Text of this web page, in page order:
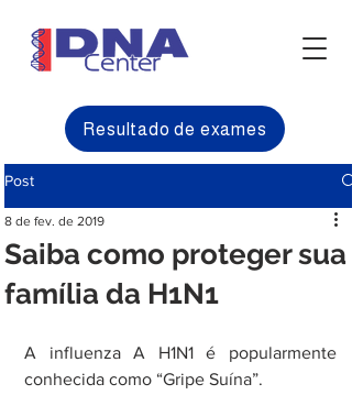
Resultado de exames
Post
Saiba como proteger sua
família da H1N1
8 de fev. de 2019
A influenza A H1N1 é popularmente
conhecida como “Gripe Suína”.